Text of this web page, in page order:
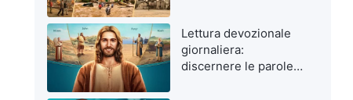
Lettura devozionale
giornaliera:
discernere le parole